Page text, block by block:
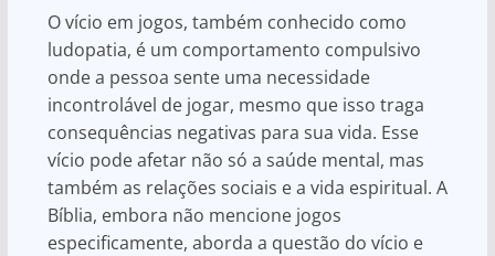
O vício em jogos, também conhecido como
ludopatia, é um comportamento compulsivo
onde a pessoa sente uma necessidade
incontrolável de jogar, mesmo que isso traga
consequências negativas para sua vida. Esse
vício pode afetar não só a saúde mental, mas
também as relações sociais e a vida espiritual. A
Bíblia, embora não mencione jogos
especificamente, aborda a questão do vício e